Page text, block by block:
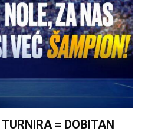
= DOBITAN